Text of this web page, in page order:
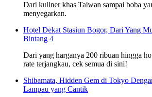
Dari kuliner khas Taiwan sampai boba
menyegarkan.
Hotel Dekat Stasiun Bogor, Dari Yang
Bintang 4
Dari yang harganya 200 ribuan hingga
rate terjangkau, cek semua di sini!
Shibamata, Hidden Gem di Tokyo
Lampau yang Cantik